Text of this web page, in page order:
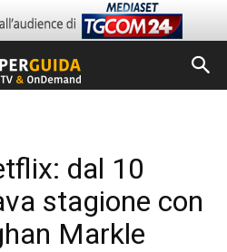
dal 10
stagione con
Markle